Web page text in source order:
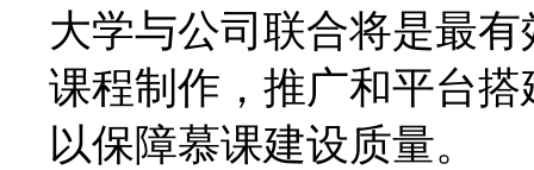
大学与公司联合将是最
课程制作，推广和平台
以保障慕课建设质量。